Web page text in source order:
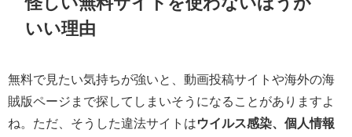
いい理由
無料で見たい気持ちが強いと、動画投稿サイトや海外の海
賊版ページまで探してしまいそうになることがありますよ
ね。ただ、そうした違法サイトはウイルス感染、個人情報